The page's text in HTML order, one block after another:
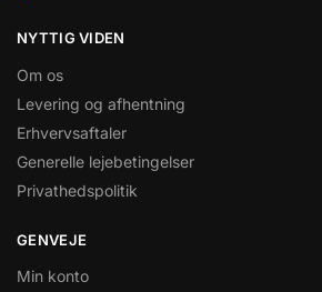
NYTTIG VIDEN
Om os
Levering og afhentning
Erhvervsaftaler
Generelle lejebetingelser
Privathedspolitik
GENVEJE
Min konto